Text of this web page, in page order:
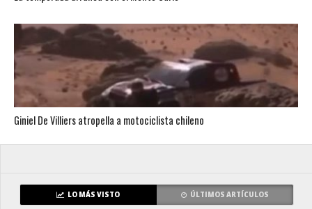
Giniel De Villiers atropella a motociclista chileno
LO MÁS VISTO ÚLTIMOS ARTÍCULOS